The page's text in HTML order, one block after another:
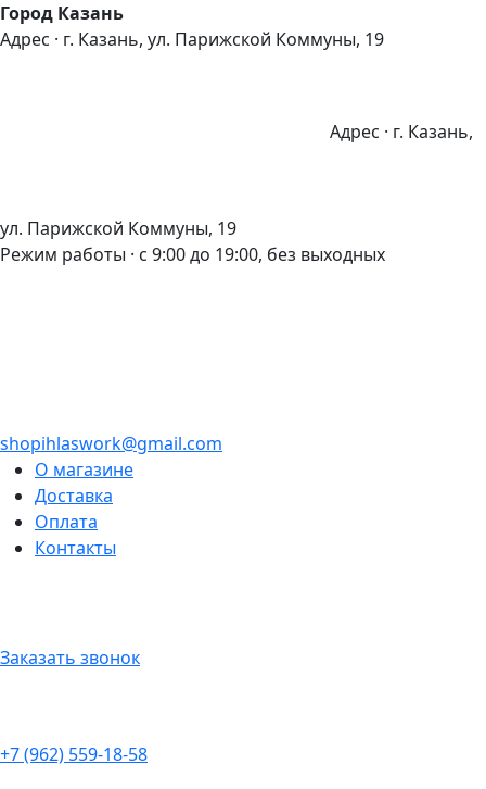
Город Казань
Адрес · г. Казань, ул. Парижской Коммуны, 19
Адрес · г. Казань,
ул. Парижской Коммуны, 19
Режим работы · с 9:00 до 19:00, без выходных
shopihlaswork@gmail.com
О магазине
Доставка
Оплата
Контакты
Заказать звонок
+7 (962) 559-18-58